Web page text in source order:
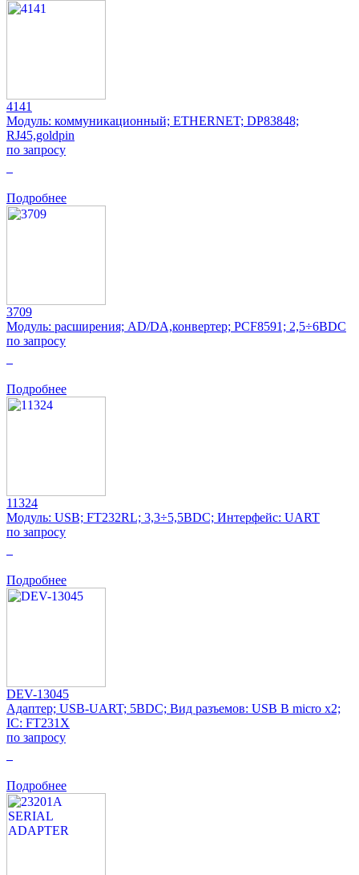
4141
Модуль: коммуникационный; ETHERNET; DP83848;
RJ45,goldpin
по запросу
Подробнее
3709
Модуль: расширения; AD/DA,конвертер; PCF8591; 2,5÷6ВDC
по запросу
Подробнее
11324
Модуль: USB; FT232RL; 3,3÷5,5ВDC; Интерфейс: UART
по запросу
Подробнее
DEV-13045
Адаптер; USB-UART; 5ВDC; Вид разъемов: USB B micro x2;
IC: FT231X
по запросу
Подробнее